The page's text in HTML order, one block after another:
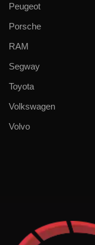
Peugeot
Porsche
RAM
Segway
Toyota
Volkswagen
Volvo